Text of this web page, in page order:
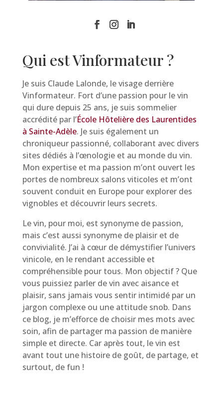
Qui est Vinformateur ?
Je suis Claude Lalonde, le visage derrière
Vinformateur. Fort d’une passion pour le vin
qui dure depuis 25 ans, je suis sommelier
accrédité par l’École Hôtelière des Laurentides
à Sainte-Adèle. Je suis également un
chroniqueur passionné, collaborant avec divers
sites dédiés à l’œnologie et au monde du vin.
Mon expertise et ma passion m’ont ouvert les
portes de nombreux salons viticoles et m’ont
souvent conduit en Europe pour explorer des
vignobles et découvrir leurs secrets.
Le vin, pour moi, est synonyme de passion,
mais c’est aussi synonyme de plaisir et de
convivialité. J’ai à cœur de démystifier l’univers
vinicole, en le rendant accessible et
compréhensible pour tous. Mon objectif ? Que
vous puissiez parler de vin avec aisance et
plaisir, sans jamais vous sentir intimidé par un
jargon complexe ou une attitude snob. Dans
ce blog, je m’efforce de choisir mes mots avec
soin, afin de partager ma passion de manière
simple et directe. Car après tout, le vin est
avant tout une histoire de goût, de partage, et
surtout, de fun !